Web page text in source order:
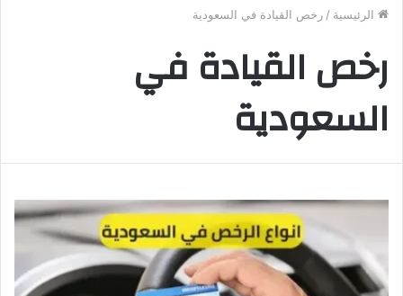
الرئيسية / رخص القيادة في السعودية
رخص القيادة في
السعودية